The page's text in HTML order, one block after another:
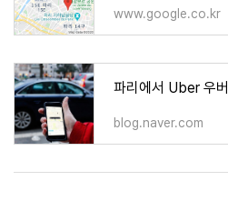
www.google.co.kr
파리에서 Uber 우
blog.naver.com